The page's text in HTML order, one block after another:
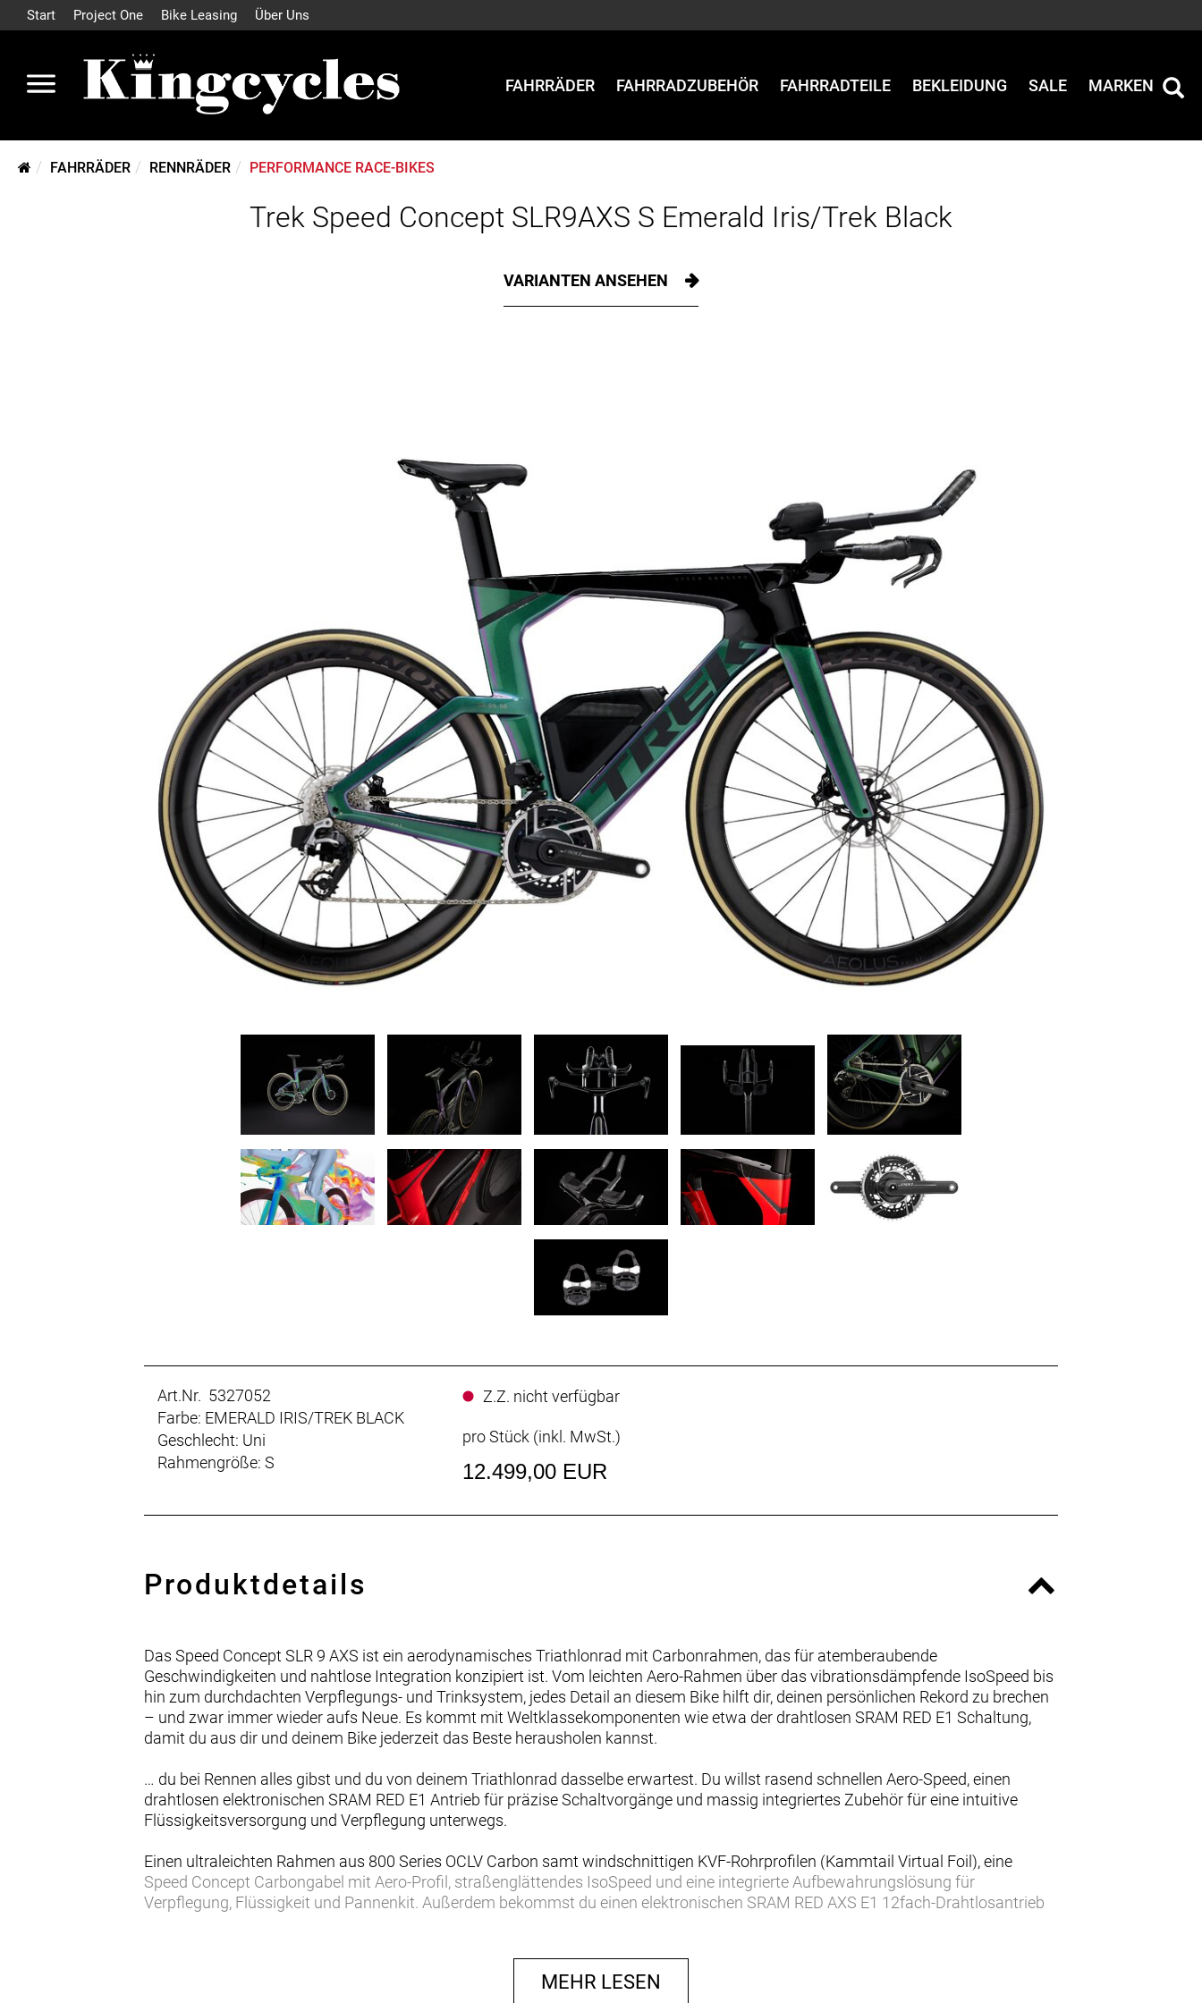
Start Project One Bike Leasing Über Uns
FAHRRÄDER FAHRRADZUBEHÖR FAHRRADTEILE BEKLEIDUNG SALE MARKEN
FAHRRÄDER RENNRÄDER PERFORMANCE RACE-BIKES
Trek Speed Concept SLR9AXS S Emerald Iris/Trek Black
VARIANTEN ANSEHEN
Art.Nr. 5327052
Farbe: EMERALD IRIS/TREK BLACK
Geschlecht: Uni
Rahmengröße: S
Z.Z. nicht verfügbar
pro Stück (inkl. MwSt.)
12.499,00 EUR
Produktdetails
Das Speed Concept SLR 9 AXS ist ein aerodynamisches Triathlonrad mit Carbonrahmen, das für atemberaubende
Geschwindigkeiten und nahtlose Integration konzipiert ist. Vom leichten Aero-Rahmen über das vibrationsdämpfende IsoSpeed bis
hin zum durchdachten Verpflegungs- und Trinksystem, jedes Detail an diesem Bike hilft dir, deinen persönlichen Rekord zu brechen
– und zwar immer wieder aufs Neue. Es kommt mit Weltklassekomponenten wie etwa der drahtlosen SRAM RED E1 Schaltung,
damit du aus dir und deinem Bike jederzeit das Beste herausholen kannst.
… du bei Rennen alles gibst und du von deinem Triathlonrad dasselbe erwartest. Du willst rasend schnellen Aero-Speed, einen
drahtlosen elektronischen SRAM RED E1 Antrieb für präzise Schaltvorgänge und massig integriertes Zubehör für eine intuitive
Flüssigkeitsversorgung und Verpflegung unterwegs.
Einen ultraleichten Rahmen aus 800 Series OCLV Carbon samt windschnittigen KVF-Rohrprofilen (Kammtail Virtual Foil), eine
Speed Concept Carbongabel mit Aero-Profil, straßenglättendes IsoSpeed und eine integrierte Aufbewahrungslösung für
Verpflegung, Flüssigkeit und Pannenkit. Außerdem bekommst du einen elektronischen SRAM RED AXS E1 12fach-Drahtlosantrieb
MEHR LESEN